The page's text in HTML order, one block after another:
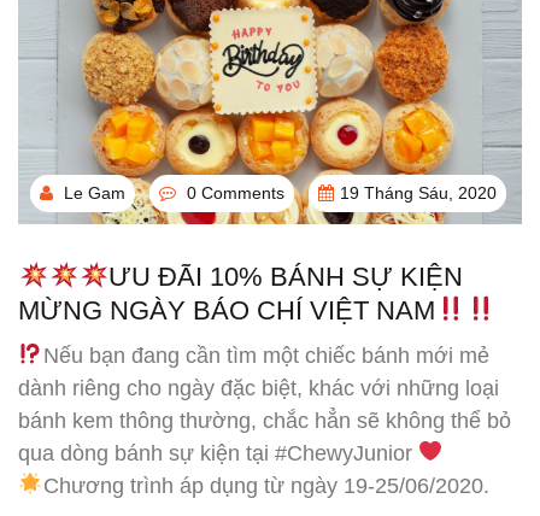
Le Gam 0 Comments 19 Tháng Sáu, 2020
ƯU ĐÃI 10% BÁNH SỰ KIỆN
MỪNG NGÀY BÁO CHÍ VIỆT NAM
Nếu bạn đang cần tìm một chiếc bánh mới mẻ
dành riêng cho ngày đặc biệt, khác với những loại
bánh kem thông thường, chắc hẳn sẽ không thể bỏ
qua dòng bánh sự kiện tại #ChewyJunior
Chương trình áp dụng từ ngày 19-25/06/2020.